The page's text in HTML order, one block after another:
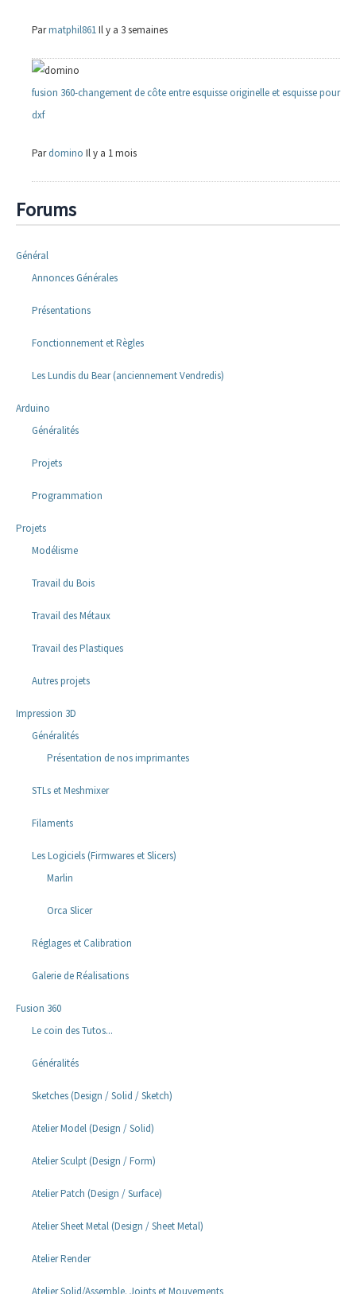
Parmatphil861Il y a 3 semaines
fusion 360-changement de côte entre esquisse originelle et esquisse pour
dxf
Pardomino Il y a 1 mois
Forums
Général
Annonces Générales
Présentations
Fonctionnement et Règles
Les Lundis du Bear (anciennement Vendredis)
Arduino
Généralités
Projets
Programmation
Projets
Modélisme
Travail du Bois
Travail des Métaux
Travail des Plastiques
Autres projets
Impression 3D
Généralités
Présentation de nos imprimantes
STLs et Meshmixer
Filaments
Les Logiciels (Firmwares et Slicers)
Marlin
Orca Slicer
Réglages et Calibration
Galerie de Réalisations
Fusion 360
Le coin des Tutos...
Généralités
Sketches (Design / Solid / Sketch)
Atelier Model (Design / Solid)
Atelier Sculpt (Design / Form)
Atelier Patch (Design / Surface)
Atelier Sheet Metal (Design / Sheet Metal)
Atelier Render
Atelier Solid/Assemble. Joints et Mouvements